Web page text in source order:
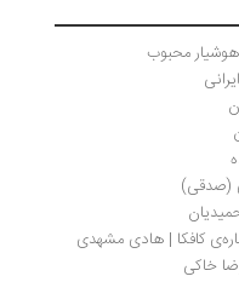
هوشیار محبوب
(صدقی)
کافکا | هادی مشهدی
خاکی